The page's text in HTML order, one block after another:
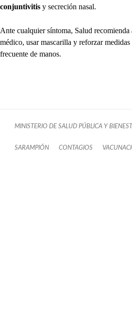
conjuntivitis y secreción nasal.
Ante cualquier síntoma, Salud
médico, usar mascarilla y reforzar
frecuente de manos.
MINISTERIO DE SALUD PÚBLICA Y
SARAMPIÓN CONTAGIOS